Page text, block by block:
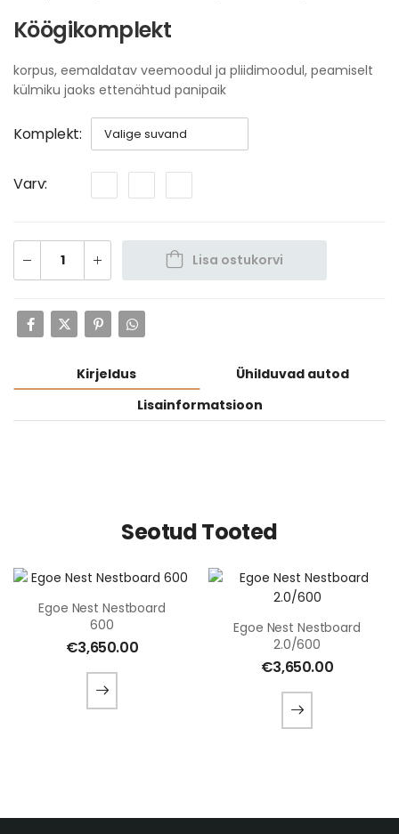
Köögikomplekt
korpus, eemaldatav veemoodul ja pliidimoodul, peamiselt
külmiku jaoks ettenähtud panipaik
Komplekt
Varv
Lisa ostukorvi
Kirjeldus
Ühilduvad autod
Lisainformatsioon
Seotud Tooted
Egoe Nest Nestboard
600
€3,650.00
Egoe Nest Nestboard
2.0/600
€3,650.00